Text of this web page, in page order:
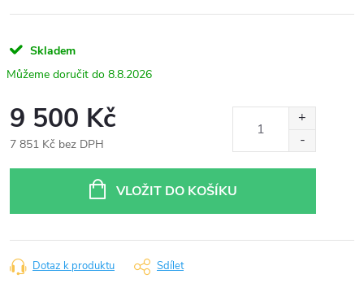
Skladem
8.8.2026
9 500 Kč
7 851 Kč bez DPH
VLOŽIT DO KOŠÍKU
Dotaz k produktu Sdílet